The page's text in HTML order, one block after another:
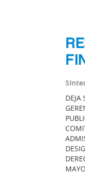
DEJA